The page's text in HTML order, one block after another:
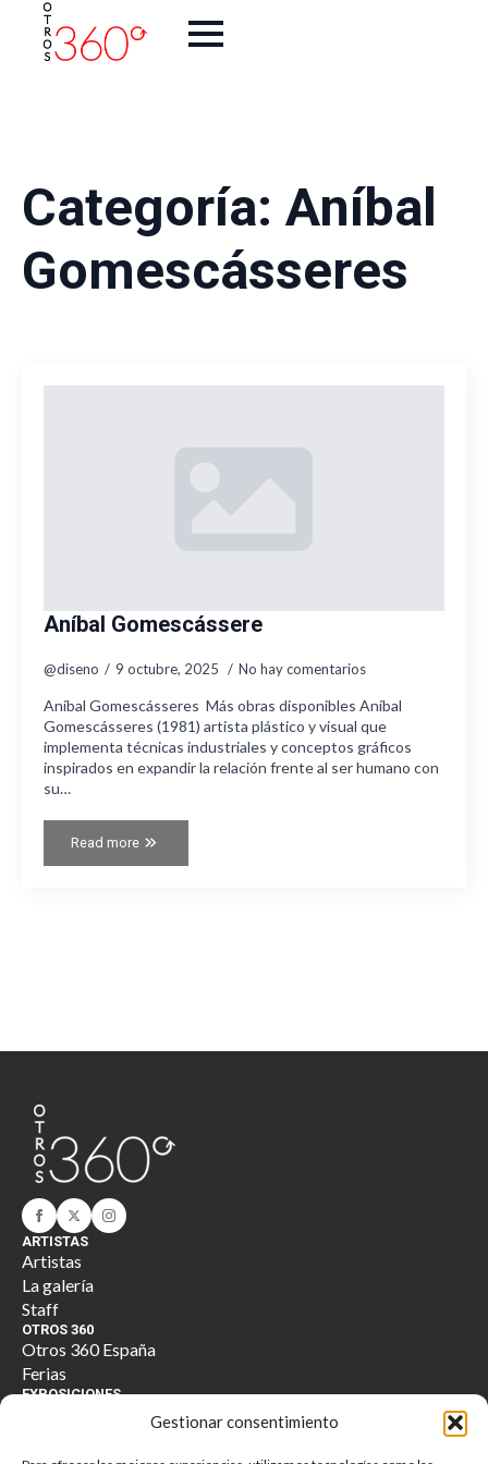
Gestionar consentimiento
Categoría: Aníbal
Gomescásseres
Aníbal Gomescássere
@diseno 9 octubre, 2025 No hay comentarios
Aníbal Gomescásseres Más obras disponibles Aníbal
Gomescásseres (1981) artista plástico y visual que
implementa técnicas industriales y conceptos gráficos
inspirados en expandir la relación frente al ser humano con
su…
Read more
ARTISTAS
Artistas
La galería
Staff
OTROS 360
Otros 360 España
Ferias
EXPOSICIONES
TIENDA